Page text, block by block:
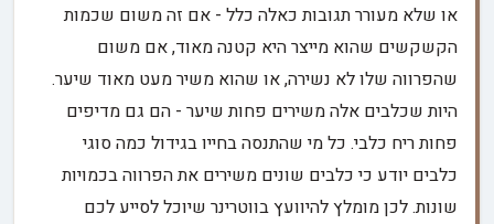
או שלא מעורר תגובות כאלה כלל - אם זה משום שכמות
הקשקשים שהוא מייצר היא קטנה מאוד, אם משום
שהפרווה שלו לא נשירה, או שהוא משיר מעט מאוד שיער.
היות שכלבים אלה משירים פחות שיער - הם גם מדיפים
פחות ריח כלבי. כל מי שהתנסה בחייו בגידול כמה סוגי
כלבים יודע כי כלבים שונים משירים את הפרווה בכמויות
שונות. לכן מומלץ להיוועץ בווטרינר שיוכל לסייע לכם